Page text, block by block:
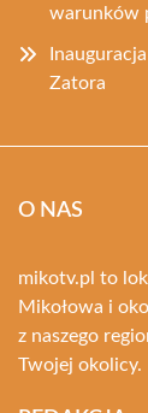
warunków
Zatora
O NAS
mikotv.pl to
Mikołowa i
z naszego
Twojej okolicy.